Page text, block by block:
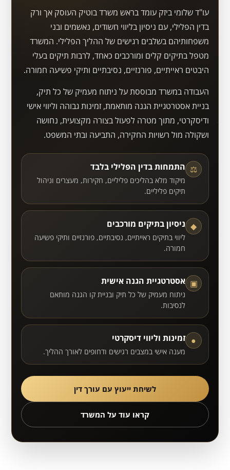
עו"ד שלומי ביזק עומד בראש משרד בוטיק העוסק אך ורק
בדין הפלילי, עם ניסיון בליווי חשודים, נאשמים ובני
משפחותיהם בשלבים רגישים של ההליך הפלילי. המשרד
מטפל בתיקים קלים ומורכבים כאחד, לרבות תיקים בעלי
היבטים ראייתיים, פורנזיים, נסיבתיים ותיקי פשיעה חמורה.
העבודה במשרד מבוססת על ניתוח מעמיק של כל תיק,
בניית אסטרטגיית הגנה מותאמת, זמינות גבוהה וליווי אישי
ודיסקרטי, מתוך מטרה לפעול בצורה מקצועית, נחושה
ושקולה מול רשויות החקירה, התביעה ובתי המשפט.
⚖ התמחות בדין הפלילי בלבד
מיקוד מלא בהליכים פליליים, חקירות, מעצרים וניהול
תיקים פליליים.
◆ ניסיון בתיקים מורכבים
ליווי בתיקים ראייתיים, נסיבתיים, פורנזיים ותיקי פשיעה
חמורה.
▣ אסטרטגיית הגנה אישית
ניתוח מעמיק של כל תיק ובניית קו הגנה מותאם
לנסיבות.
● זמינות וליווי דיסקרטי
מענה אישי במצבים רגישים ודחופים לאורך ההליך.
לשיחת ייעוץ עם עורך דין
קראו עוד על המשרד